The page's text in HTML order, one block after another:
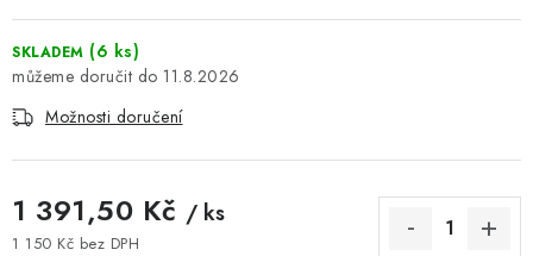
OBCHODNÍ PODMÍNKY
O NÁS
DOPRAVA A PLATBA
SKLADEM (6 ks)
11.8.2026
Možnosti doručení
1 391,50 Kč / ks
1 150 Kč bez DPH